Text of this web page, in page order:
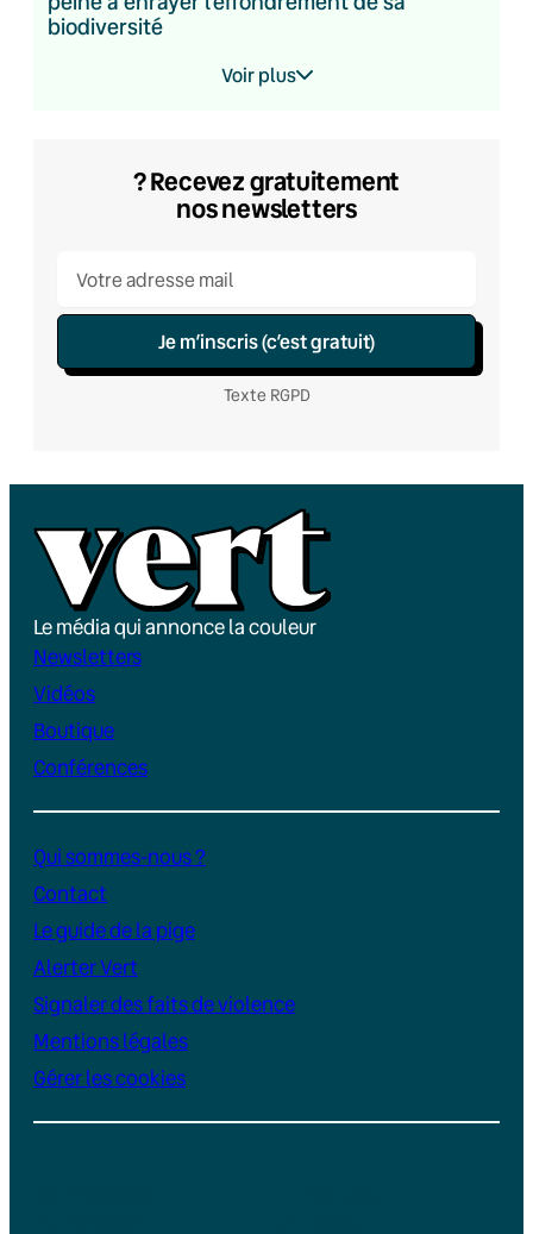
biodiversité
Voir plus
? Recevez gratuitement
nos newsletters
Je m’inscris (c’est gratuit)
Texte RGPD
Le média qui annonce la couleur
Newsletters
Vidéos
Boutique
Conférences
Qui sommes-nous ?
Contact
Le guide de la pige
Alerter Vert
Signaler des faits de violence
Mentions légales
Gérer les cookies